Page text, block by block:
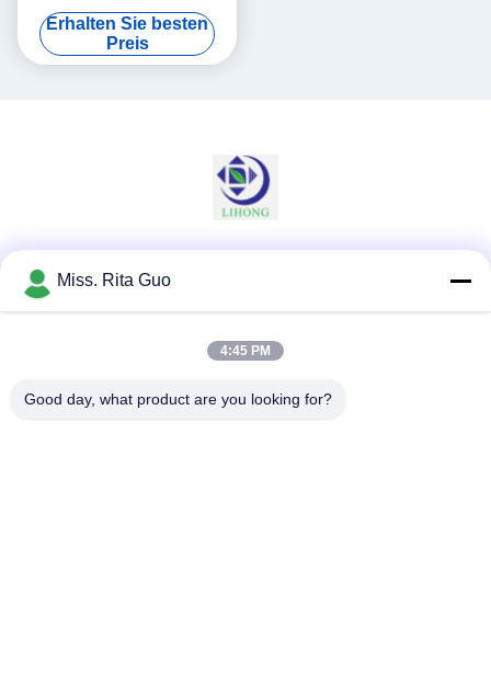
Kabinett der Breiten-635mm
Erhalten Sie besten
Preis
Miss. Rita Guo
4:45 PM
Good day, what product are you looking for?